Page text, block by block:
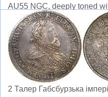
AU55 NGC, deeply toned
2 Талер Габсбурзька